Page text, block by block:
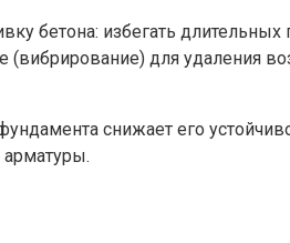
бетона: избегать
(вибрирование) для удаления
снижает его